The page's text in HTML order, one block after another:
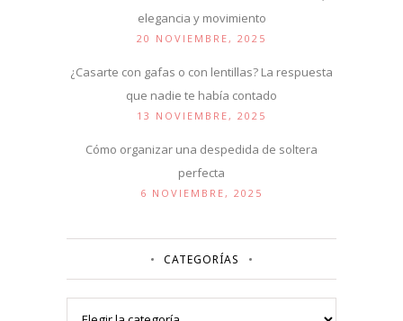
elegancia y movimiento
20 NOVIEMBRE, 2025
¿Casarte con gafas o con lentillas? La respuesta
que nadie te había contado
13 NOVIEMBRE, 2025
Cómo organizar una despedida de soltera
perfecta
6 NOVIEMBRE, 2025
CATEGORÍAS